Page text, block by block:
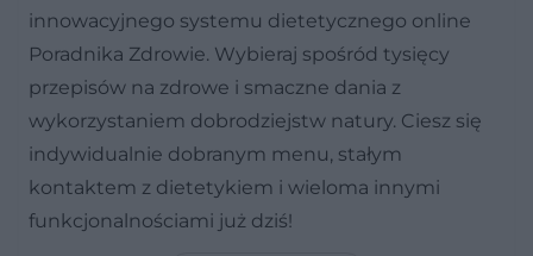
innowacyjnego systemu dietetycznego online
Poradnika Zdrowie. Wybieraj spośród tysięcy
przepisów na zdrowe i smaczne dania z
wykorzystaniem dobrodziejstw natury. Ciesz się
indywidualnie dobranym menu, stałym
kontaktem z dietetykiem i wieloma innymi
funkcjonalnościami już dziś!